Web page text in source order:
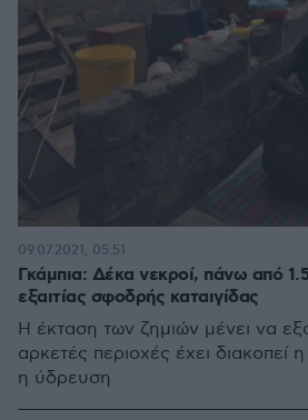
Γκάμπια: Δέκα νεκροί, πάνω από
εξαιτίας σφοδρής καταιγίδας
Η έκταση των ζημιών μένει να
αρκετές περιοχές έχει διακοπεί
η ύδρευση
09.07.2021, 05:51